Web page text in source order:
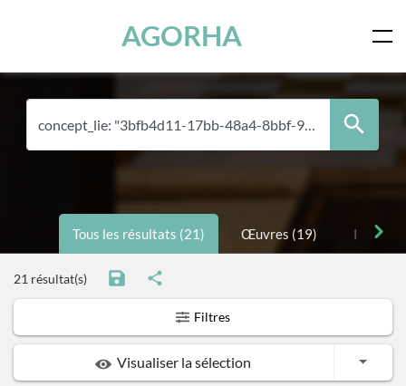
AGORHA
Tous les résultats (21) Œuvres (19)
21 résultat(s)
Filtres
Visualiser la sélection Toggle